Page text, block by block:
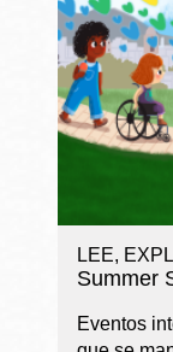
LEE,
Summer
Eventos